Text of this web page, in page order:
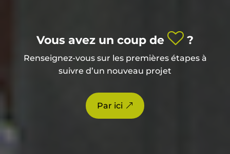
Vous avez un coup de ?
Renseignez-vous sur les premières étapes à
suivre d’un nouveau projet
Par ici